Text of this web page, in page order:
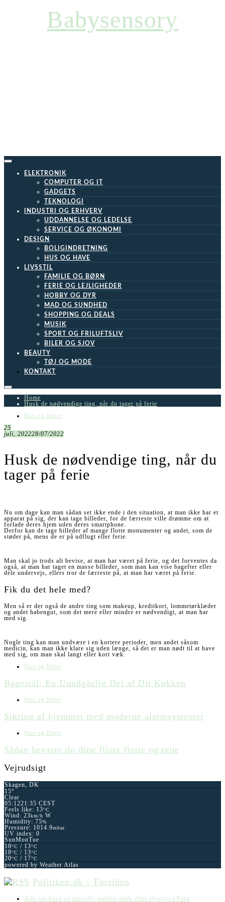
Babysensory
ELEKTRONIK
COMPUTER OG IT
GADGETS
TEKNOLOGI
INDUSTRI OG ERHVERV
UDDANNELSE OG LEDELSE
SERVICE OG ØKONOMI
DESIGN
BOLIGINDRETNING
HUS OG HAVE
LIVSSTIL
FAMILIE OG BØRN
FERIE OG LEJLIGHEDER
HOBBY OG DYR
MAD OG SUNDHED
SHOPPING OG DEALS
MUSIK
SPORT OG FRILUFTSLIV
BILER OG SJOV
BEAUTY
TØJ OG MODE
KONTAKT
Home
Husk de nødvendige ting, når du tager på ferie
Hus og Have
25
juli, 202228/07/2022
Husk de nødvendige ting, når du
tager på ferie
Nu om dage kan man sådan set ikke ende i den situation, at man ikke har et
apparat på sig, der kan tage billeder, for de færreste ville drømme om at
forlade deres hjem uden deres smartphone.
Derfor kan de tage billeder af mange flotte monumenter og andet, som de
støder på, mens de er på udflugt eller ferie.
Man skal jo trods alt bevise, at man har været på ferie, og det forventes da
også, at man har taget en masse billeder, som man kan vise bagefter eller
dele undervejs, ellers tror de færreste på, at man har været på ferie.
Fik du det hele med?
Men så er der også de andre ting som makeup, kreditkort, lommetørklæder
og andet habengut, som det mere eller mindre er nødvendigt, at man har
med sig.
Nogle ting kan man undvære i en kortere perioder, men andet såsom
medicin, kan man ikke klare sig uden længe, så det er man nødt til at have
med sig, om man skal langt eller kort væk.
Hus og Have
Bagestål: En Uundgåelig Del af Dit Køkken
Hus og Have
Sikring af hjemmet med moderne alarmsystemer
Hus og Have
Sådan bevarer du dine fliser flotte og rene
Vejrudsigt
Skagen, DK
15°
Clear
05:1221:35 CEST
Feels like: 13°C
Wind: 23km/h W
Humidity: 75%
Pressure: 1014.9mbar
UV index: 0
SunMonTue
18°C / 13°C
18°C / 13°C
20°C / 17°C
powered by Weather Atlas
Politiken.dk – Forsiden
Alle om bord på turistfly meldes døde efter flystyrt i Peru